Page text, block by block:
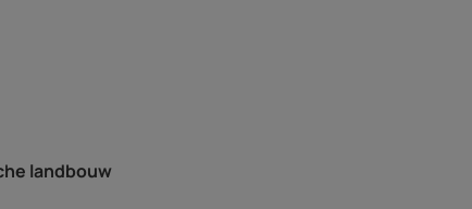
landbouw